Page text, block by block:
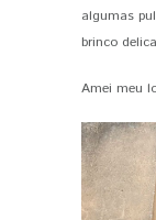
algumas
brinco
Amei meu